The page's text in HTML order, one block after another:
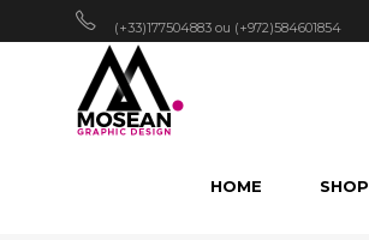
(+33)177504883 ou (+972)584601854
HOME SHOP